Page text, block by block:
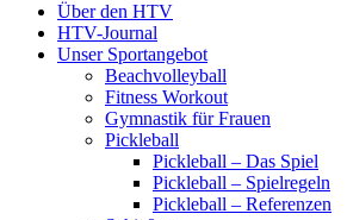
Über den HTV
HTV-Journal
Unser Sportangebot
Beachvolleyball
Fitness Workout
Gymnastik für Frauen
Pickleball
Pickleball – Das Spiel
Pickleball – Spielregeln
Pickleball – Referenzen